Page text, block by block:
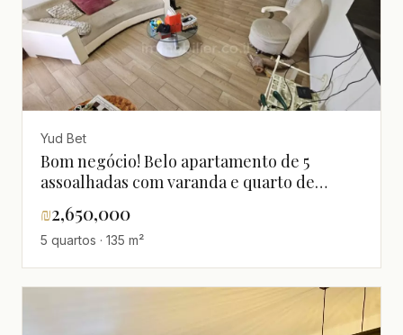
Yud Bet
Bom negócio! Belo apartamento de 5
assoalhadas com varanda e quarto de
segurança, boa orientação.
₪2,650,000
5 quartos · 135 m²